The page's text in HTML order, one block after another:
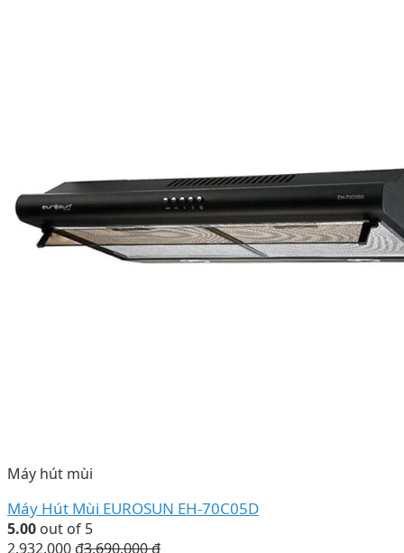
Máy hút mùi
Máy Hút Mùi EUROSUN EH-70C05D
5.00 out of 5
2.932.000 ₫3.690.000₫